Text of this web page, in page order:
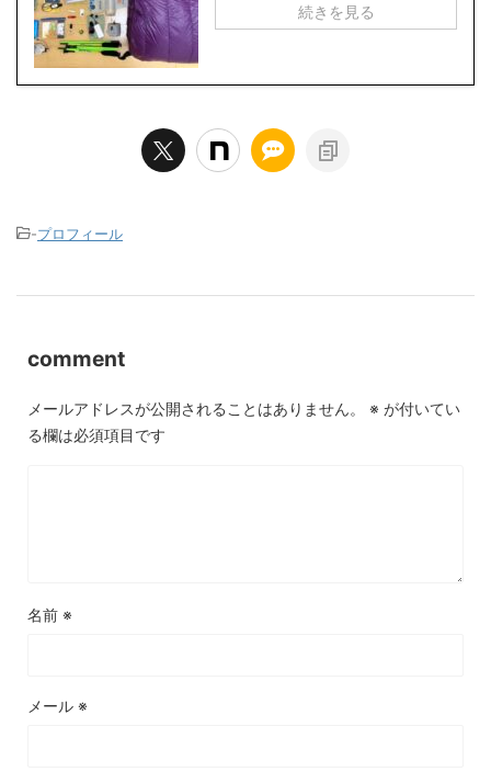
続きを見る
-プロフィール
comment
メールアドレスが公開されることはありません。 ※ が付いてい
る欄は必須項目です
名前 ※
メール ※